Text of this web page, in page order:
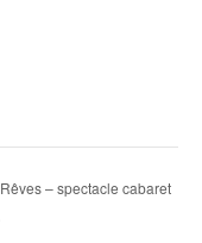
Rêves – spectacle cabaret